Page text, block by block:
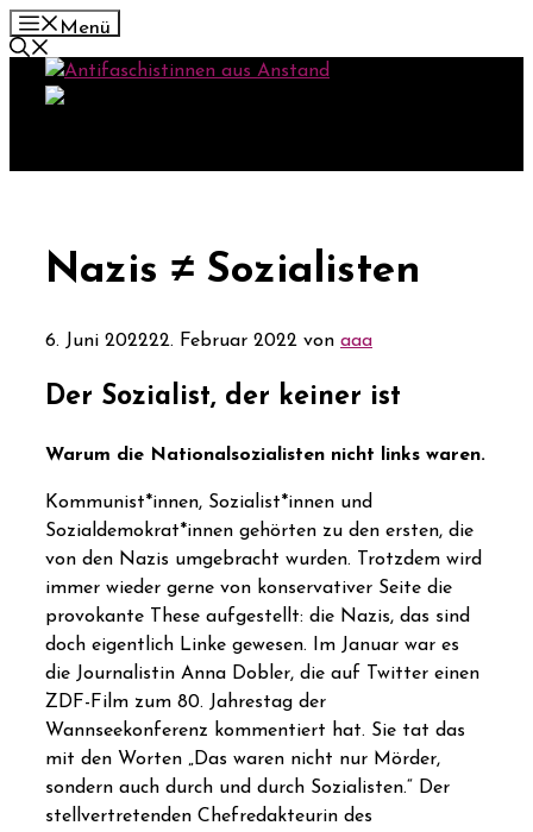
Zum
Inhalt
springen
Menü
Nazis ≠ Sozialisten
6. Juni 202222. Februar 2022 von aaa
Der Sozialist, der keiner ist
Warum die Nationalsozialisten nicht links waren.
Kommunist*innen, Sozialist*innen und
Sozialdemokrat*innen gehörten zu den ersten, die
von den Nazis umgebracht wurden. Trotzdem wird
immer wieder gerne von konservativer Seite die
provokante These aufgestellt: die Nazis, das sind
doch eigentlich Linke gewesen. Im Januar war es
die Journalistin Anna Dobler, die auf Twitter einen
ZDF-Film zum 80. Jahrestag der
Wannseekonferenz kommentiert hat. Sie tat das
mit den Worten „Das waren nicht nur Mörder,
sondern auch durch und durch Sozialisten.“ Der
stellvertretenden Chefredakteurin des